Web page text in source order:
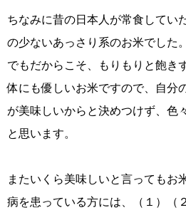
ちなみに昔の日本人が常食してい
の少ないあっさり系のお米でした。
でもだからこそ、もりもりと飽き
体にも優しいお米ですので、自分
が美味しいからと決めつけず、色
と思います。
またいくら美味しいと言ってもお
病を患っている方には、（１）（